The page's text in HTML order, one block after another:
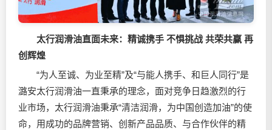
太行润滑油直面未来：精诚携手 不惧挑战 共荣共赢 再
创辉煌
“为人至诚、为业至精”及“与能人携手、和巨人同行”是
潞安太行润滑油一直秉承的理念，面对竞争日趋激烈的行
业市场，太行润滑油秉承“清洁润滑，为中国创造加油”的使
命，用成功的品牌营销、创新产品品质、与合作伙伴的精